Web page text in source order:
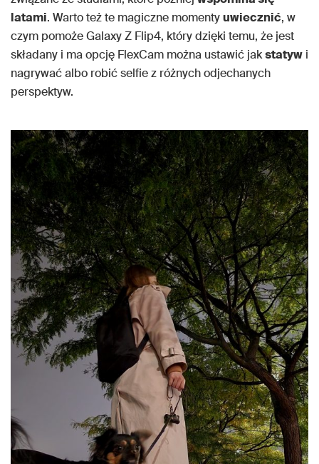
latami. Warto też te magiczne momentyuwiecznić, w
czym pomoże Galaxy Z Flip4, który dzięki temu, że jest
składany i ma opcję FlexCam można ustawić jakstatyw i
nagrywać albo robić selfie z różnych odjechanych
perspektyw.